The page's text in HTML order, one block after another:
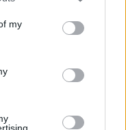
my
Oksanos
visuomenės
skyrybas